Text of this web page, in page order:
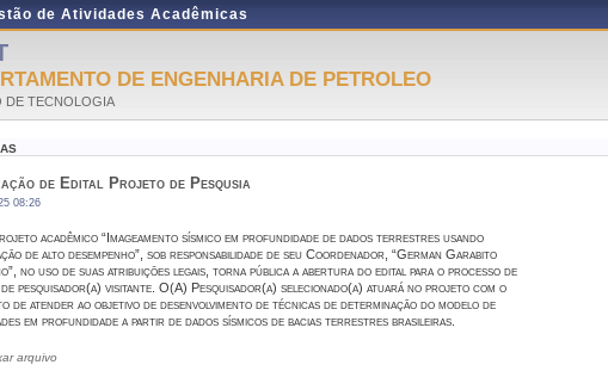
de Atividades Acadêmicas
DE ENGENHARIA DE PETROLEO
DE TECNOLOGIA
de Edital Projeto de Pesqusia
08:26
acadêmico “Imageamento sísmico em profundidade de dados terrestres usando
de alto desempenho”, sob responsabilidade de seu Coordenador, “German Garabito
no uso de suas atribuições legais, torna pública a abertura do edital para o processo de
pesquisador(a) visitante. O(A) Pesquisador(a) selecionado(a) atuará no projeto com o
de atender ao objetivo de desenvolvimento de técnicas de determinação do modelo de
em profundidade a partir de dados sísmicos de bacias terrestres brasileiras.
arquivo